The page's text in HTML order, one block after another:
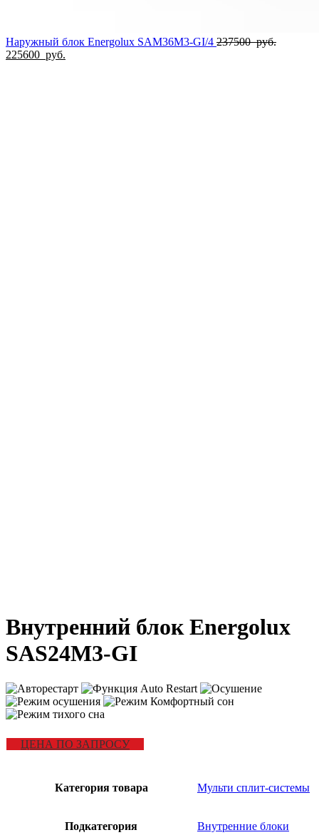
Наружный блок Energolux SAM36M3-GI/4 237500руб.
225600 руб.
Внутренний блок Energolux
SAS24M3-GI
ЦЕНА ПО ЗАПРОСУ
Категория товара Мульти сплит-системы
Подкатегория Внутренние блоки